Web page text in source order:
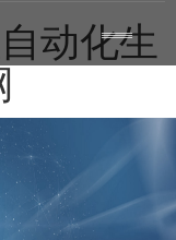
动化生
toggle
navigation
——
——
——